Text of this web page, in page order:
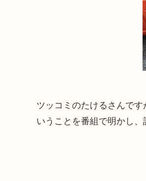
ツッコミのたけるさんです
いうことを番組で明かし、